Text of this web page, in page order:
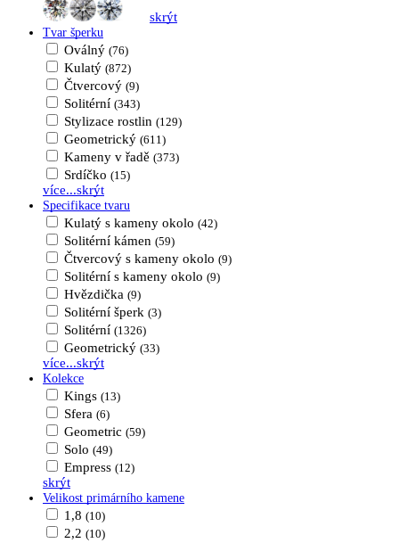
skrýt
Tvar šperku
Oválný (76)
Kulatý (872)
Čtvercový (9)
Solitérní (343)
Stylizace rostlin (129)
Geometrický (611)
Kameny v řadě (373)
Srdíčko (15)
více...skrýt
Specifikace tvaru
Kulatý s kameny okolo (42)
Solitérní kámen (59)
Čtvercový s kameny okolo (9)
Solitérní s kameny okolo (9)
Hvězdička (9)
Solitérní šperk (3)
Solitérní (1326)
Geometrický (33)
více...skrýt
Kolekce
Kings (13)
Sfera (6)
Geometric (59)
Solo (49)
Empress (12)
skrýt
Velikost primárního kamene
1,8 (10)
2,2 (10)